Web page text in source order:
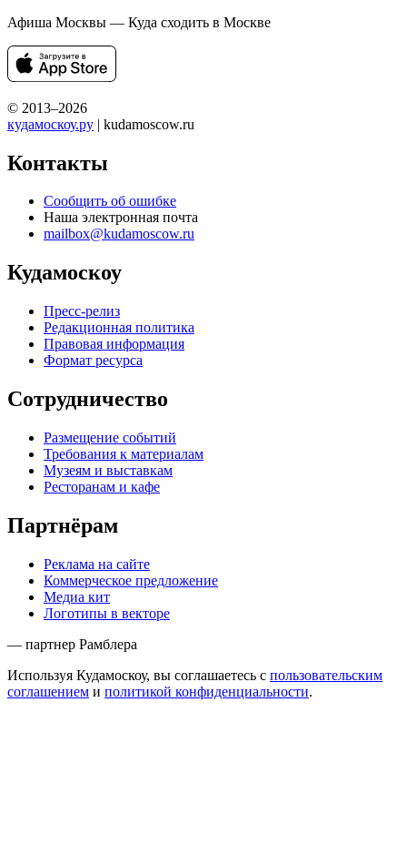
Афиша Москвы — Куда сходить в Москве
© 2013–2026
кудамоскоу.ру | kudamoscow.ru
Контакты
Сообщить об ошибке
Наша электронная почта
mailbox@kudamoscow.ru
Кудамоскоу
Пресс-релиз
Редакционная политика
Правовая информация
Формат ресурса
Сотрудничество
Размещение событий
Требования к материалам
Музеям и выставкам
Ресторанам и кафе
Партнёрам
Реклама на сайте
Коммерческое предложение
Медиа кит
Логотипы в векторе
— партнер Рамблера
Используя Кудамоскоу, вы соглашаетесь с пользовательским
соглашением и политикой конфиденциальности.